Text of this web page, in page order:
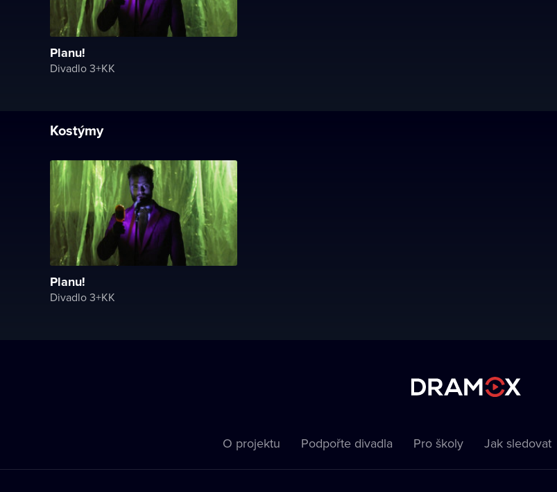
Planu!
Divadlo 3+KK
Kostýmy
Planu!
Divadlo 3+KK
O projektu Podpořte divadla Pro školy Jak sledovat